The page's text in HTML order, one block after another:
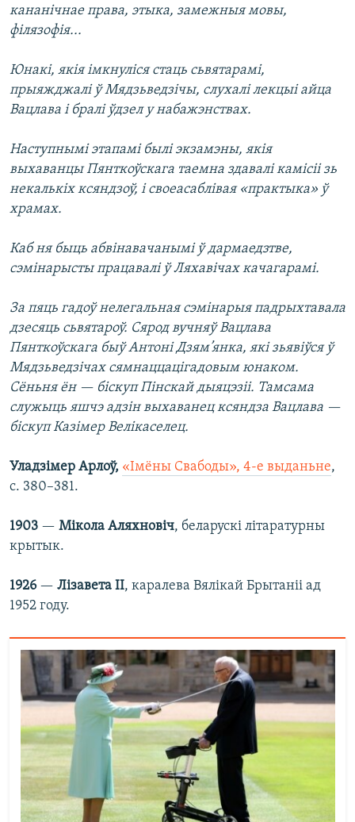
кананічнае права, этыка, замежныя мовы,
філязофія...
Юнакі, якія імкнуліся стаць сьвятарамі,
прыяжджалі ў Мядзьведзічы, слухалі лекцыі айца
Вацлава і бралі ўдзел у набажэнствах.
Наступнымі этапамі былі экзамэны, якія
выхаванцы Пянткоўскага таемна здавалі камісіі зь
некалькіх ксяндзоў, і своеасаблівая «практыка» ў
храмах.
Каб ня быць абвінавачанымі ў дармаедзтве,
сэмінарысты працавалі ў Ляхавічах качагарамі.
За пяць гадоў нелегальная сэмiнарыя падрыхтавала
дзесяць сьвятароў. Сярод вучняў Вацлава
Пянткоўскага быў Антоні Дзям’янка, які зьявiўся ў
Мядзьведзічах сямнаццацігадовым юнаком.
Сёньня ён — біскуп Пінскай дыяцэзіі. Тамсама
служыць яшчэ адзін выхаванец ксяндза Вацлава —
біскуп Казімер Велікаселец.
Уладзімер Арлоў, «Імёны Свабоды», 4-е выданьне,
с. 380–381.
1903 — Мікола Аляхновіч, беларускі літаратурны
крытык.
1926— Лізавета II, каралева Вялікай Брытаніі ад
1952 году.